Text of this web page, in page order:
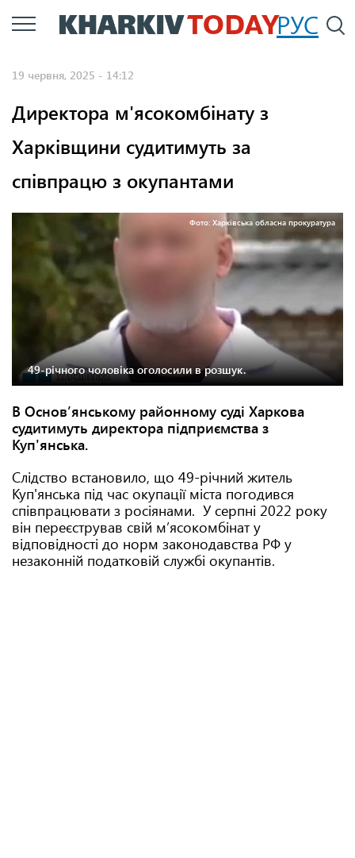
Перейти
до
РУС
19 червня, 2025 - 14:12
Директора м'ясокомбінату з
Харківщини судитимуть за
співпрацю з окупантами
Фото: Харківська обласна прокуратура
49-річного чоловіка оголосили в розшук.
В Основʼянському районному суді Харкова
судитимуть директора підприємства з
Куп'янська.
Слідство встановило, що 49-річний житель
Куп'янська під час окупації міста погодився
співпрацювати з росіянами. У серпні 2022 року
він переєстрував свій м’ясокомбінат у
відповідності до норм законодавства РФ у
незаконній податковій службі окупантів.